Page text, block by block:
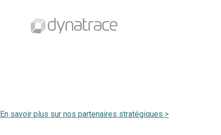
En savoir plus sur nos partenaires stratégiques >